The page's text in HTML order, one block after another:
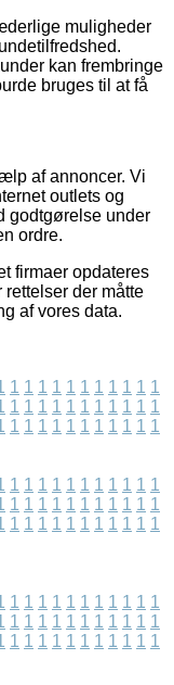
muligheder
kan frembringe
bruges til at få
af annoncer. Vi
outlets og
godtgørelse under
ordre.
firmaer opdateres
der måtte
af vores data.
1 1 1 1 1 1 1 1 1 1 1
1 1 1 1 1 1 1 1 1 1 1
1 1 1 1 1 1 1 1 1 1 1
1 1 1 1 1 1 1 1 1 1 1
1 1 1 1 1 1 1 1 1 1 1
1 1 1 1 1 1 1 1 1 1 1
1 1 1 1 1 1 1 1 1 1 1
1 1 1 1 1 1 1 1 1 1 1
1 1 1 1 1 1 1 1 1 1 1